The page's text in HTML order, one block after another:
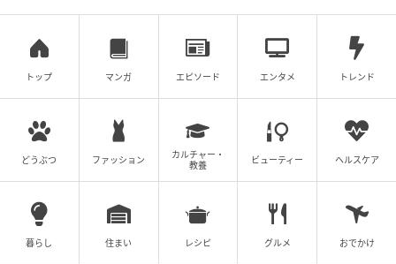
トップ マンガ エピソード エンタメ トレンド
どうぶつ ファッション
カルチャー・
教養
ビューティー ヘルスケア
暮らし 住まい レシピ グルメ おでかけ